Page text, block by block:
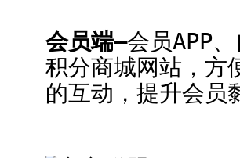
会员端–会员APP
积分商城网站，方
的互动，提升会员